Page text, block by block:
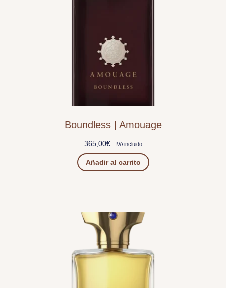
Boundless | Amouage
365,00€ IVA incluido
Añadir al carrito